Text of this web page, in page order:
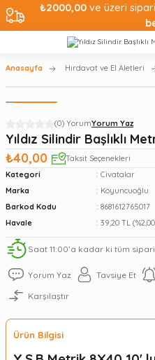
₺2000,00ve üzeri
Anasayfa Hırdavat ve El Aletleri
(0) YorumYorum Yaz
Yıldız Silindir Başlıklı
₺40,00
Taksit Seçenekleri
Kategori
Civatalar
Marka
Koyuncuoğlu
Barkod Kodu
8681612765017
Havale
39,20 TL
Saat 11:00’a kadar ki tüm
Yorum Yaz Tavsiye Et
Karşılaştır
Ürün Bilgisi